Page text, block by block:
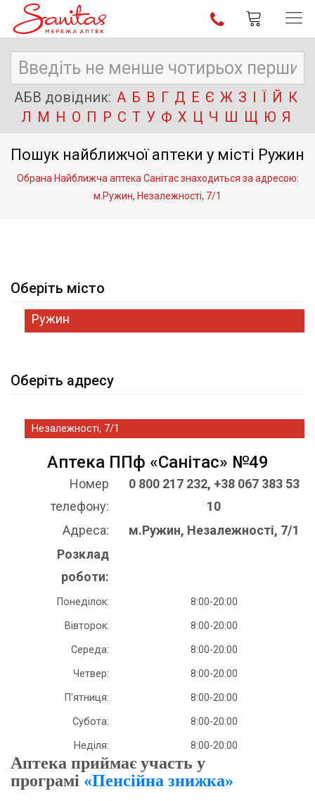
АБВ довідник: А Б В Г Д Е Є Ж З І Ї Й К
Л М Н О П Р С Т У Ф Х Ц Ч Ш Щ Ю Я
Пошук найближчої аптеки у місті Ружин
Обрана Найближча аптека Санітас знаходиться за адресою:
м.Ружин, Незалежності, 7/1
Оберіть місто
Ружин
Оберіть адресу
Незалежності, 7/1
Аптека ППф «Санітас» №49
Номер
телефону:
0 800 217 232, +38 067 383 53
10
Адреса:
м.Ружин, Незалежності, 7/1
Розклад
роботи:
Понеділок:
8:00-20:00
Вівторок:
8:00-20:00
Середа:
8:00-20:00
Четвер:
8:00-20:00
П'ятниця:
8:00-20:00
Субота:
8:00-20:00
Неділя:
8:00-20:00
Аптека приймає участь у
програмі «Пенсійна знижка»